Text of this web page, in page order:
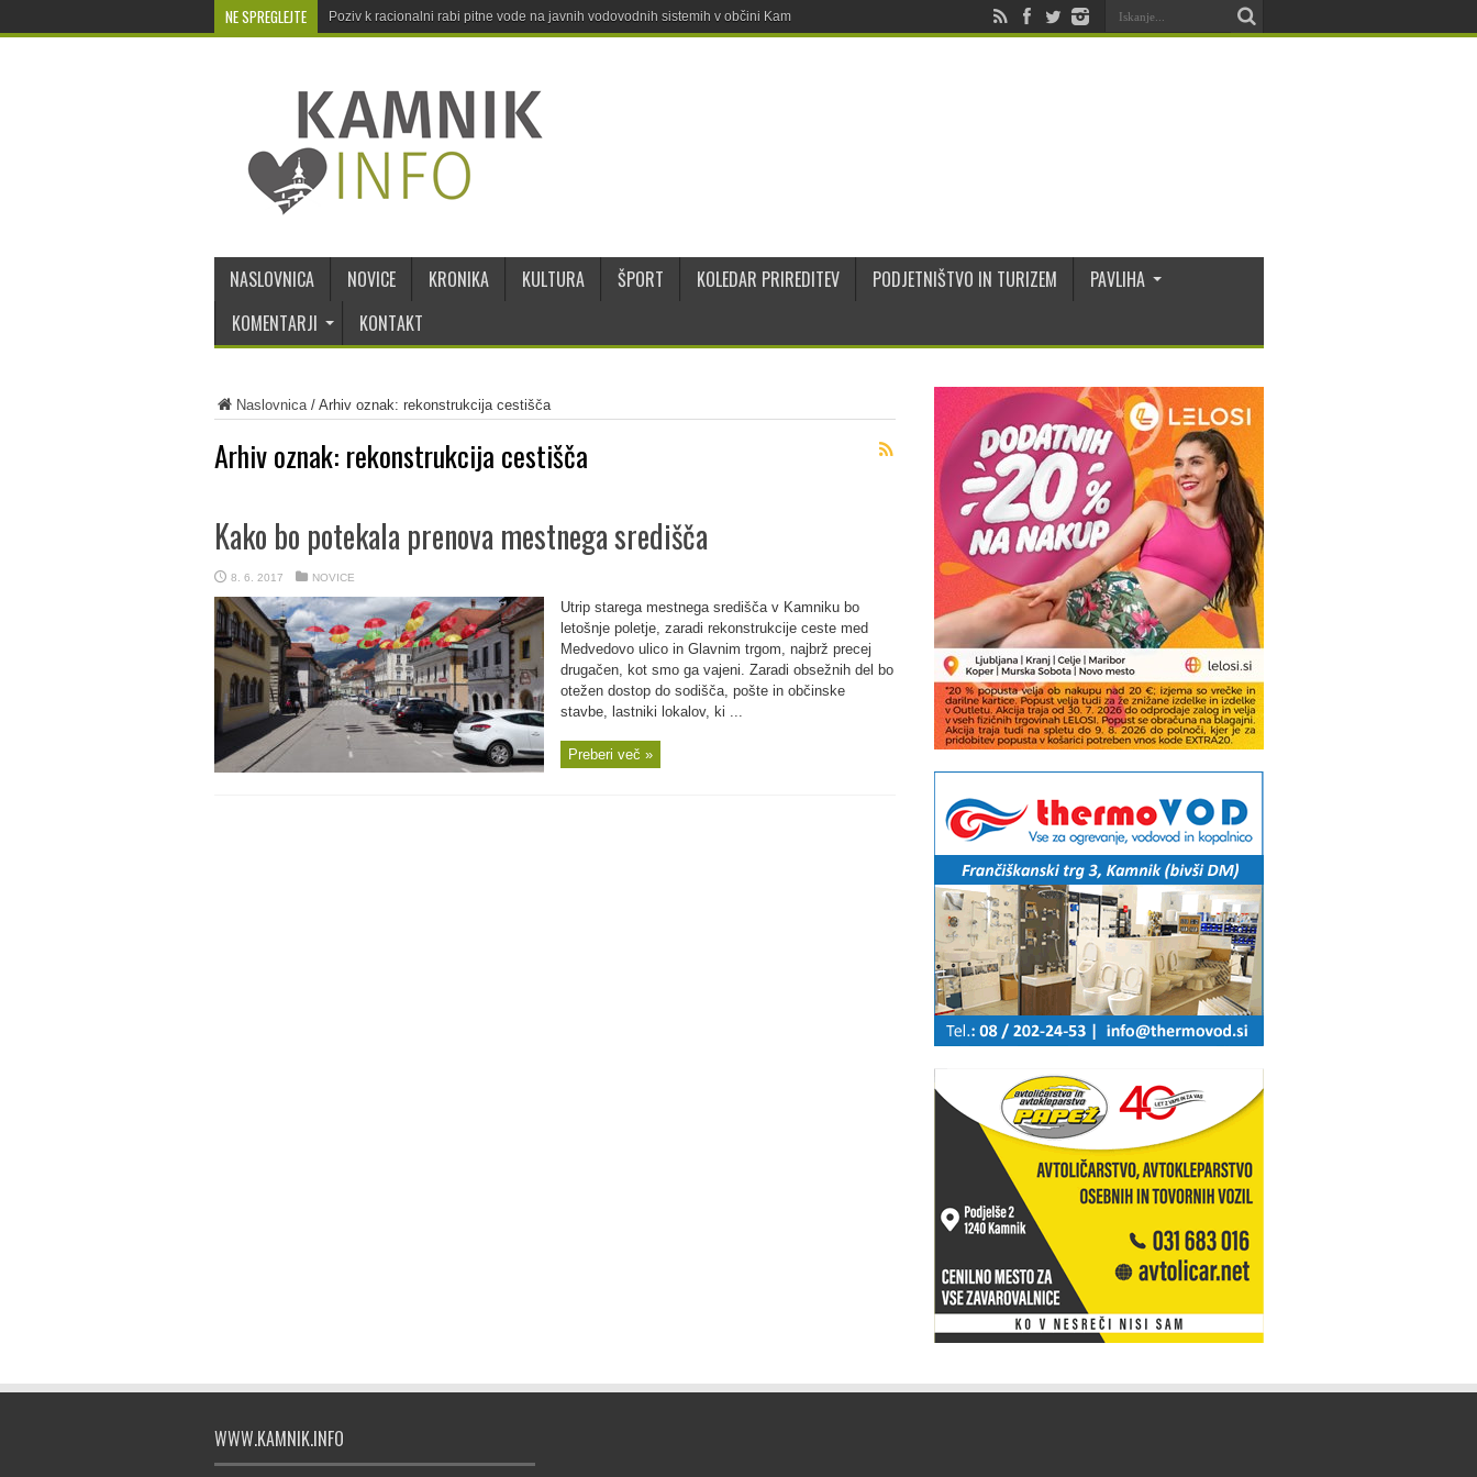
NE SPREGLEJTE Poziv k racionalni rabi pitne vode na javnih vodovodnih sistemih v občini Kamnik
NASLOVNICA NOVICE KRONIKA KULTURA ŠPORT KOLEDAR PRIREDITEV PODJETNIŠTVO IN TURIZEM
PAVLIHA
KOMENTARJI
KONTAKT
Naslovnica/ Arhiv oznak: rekonstrukcija cestišča
Arhiv oznak: rekonstrukcija cestišča
Kako bo potekala prenova mestnega središča
8. 6. 2017 NOVICE
Utrip starega mestnega središča v Kamniku bo
letošnje poletje, zaradi rekonstrukcije ceste med
Medvedovo ulico in Glavnim trgom, najbrž precej
drugačen, kot smo ga vajeni. Zaradi obsežnih del bo
otežen dostop do sodišča, pošte in občinske
stavbe, lastniki lokalov, ki ...
Preberi več »
WWW.KAMNIK.INFO